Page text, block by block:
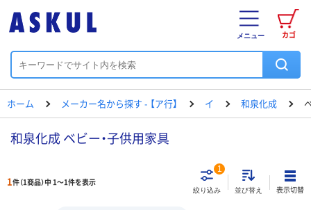
カゴ
メニュー
ホーム メーカー名から探す - 【ア行】 イ 和泉化成
和泉化成 ベビー・子供用家具
1件（1商品）中 1～1件を表示
絞り込み
1
並び替え 表示切替